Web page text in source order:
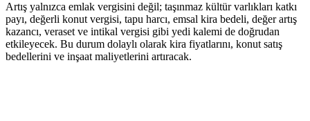
Artış yalnızca emlak vergisini değil; taşınmaz kültür varlıkları katkı
payı, değerli konut vergisi, tapu harcı, emsal kira bedeli, değer artış
kazancı, veraset ve intikal vergisi gibi yedi kalemi de doğrudan
etkileyecek. Bu durum dolaylı olarak kira fiyatlarını, konut satış
bedellerini ve inşaat maliyetlerini artıracak.